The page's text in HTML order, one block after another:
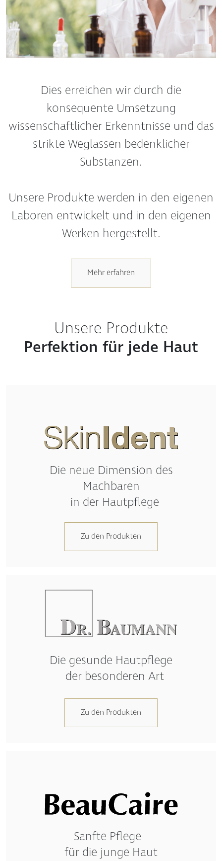
konsequente Umsetzung
wissenschaftlicher Erkenntnisse und das
strikte Weglassen bedenklicher
Substanzen.
Laboren entwickelt und in den eigenen
Werken hergestellt.
Mehr erfahren
Perfektion für jede Haut
Die neue Dimension des
Machbaren
in der Hautpflege
Zu den Produkten
der besonderen Art
Zu den Produkten
Sanfte Pflege
für die junge Haut